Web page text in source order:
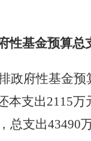
性基金预算
政府性基金预
本支出2115万
总支出43490